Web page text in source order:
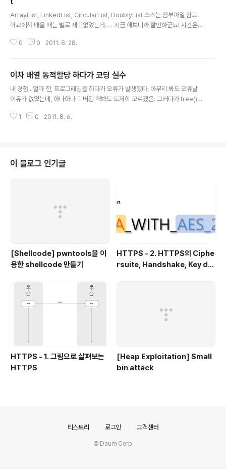
ArrayList, LinkedList, CircularList, DoublyList 소스는 첨부파일 참고.
학교에서 배울 때는 별로 재미없었는데. . . 지금 해보니까 할만하군뇨! 시간은
0 0 2011. 8. 28.
이차 배열 동적할당 하다가 코딩 실수
내 경험.. 얼마 전, 프로그래밍을 하다가 오류가 발생했다. 아무리 봐도 오류날
이유가 없었는데, 하나하나 디버깅 해봐도 도저히 모르겠음. 그러다가 free()
면 #include #include int main(){int i;int m, n;char** dp; printf("m, n
1 0 2011. 8. 6.
이 블로그 인기글
[Shellcode] pwntools을 이
용한 shellcode 만들기
HTTPS - 2. HTTPS의 Ciphe
rsuite, Handshake, Key de
HTTPS - 1. 그림으로 살펴보는
HTTPS
[Heap Exploitation] Small
bin attack
티스토리 로그인 고객센터
© Daum Corp.